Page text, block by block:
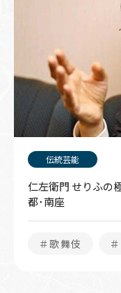
仁左衛門 せりふの
都･南座
＃歌舞伎